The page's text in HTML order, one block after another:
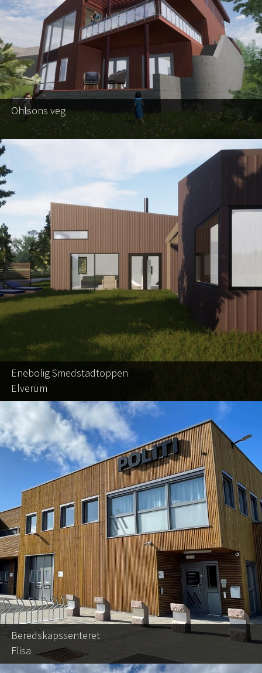
Ohlsons veg
Enebolig Smedstadtoppen
Elverum
Beredskapssenteret
Flisa